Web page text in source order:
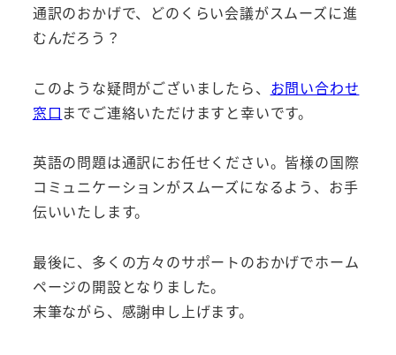
通訳のおかげで、どのくらい会議がスムーズに進
むんだろう？
このような疑問がございましたら、 お問い合わせ
窓口 までご連絡いただけますと幸いです。
英語の問題は通訳にお任せください。皆様の国際
コミュニケーションがスムーズになるよう、お手
伝いいたします。
最後に、多くの方々のサポートのおかげでホーム
ページの開設となりました。
末筆ながら、感謝申し上げます。